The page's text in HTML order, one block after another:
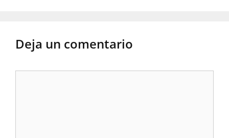
Deja un comentario